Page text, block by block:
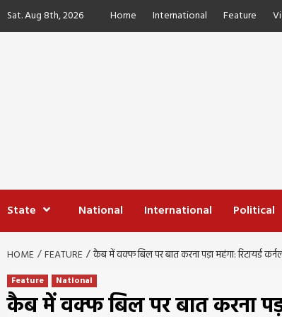
Skip
toSat. Aug 8th, 2026 Home International Feature
State National International Political
HOME FEATURE कैब में वक्फ बिल पर बात करना पड़ा महंगा: रिटायर्ड
Feature National
कैब में वक्फ बिल पर बात करना